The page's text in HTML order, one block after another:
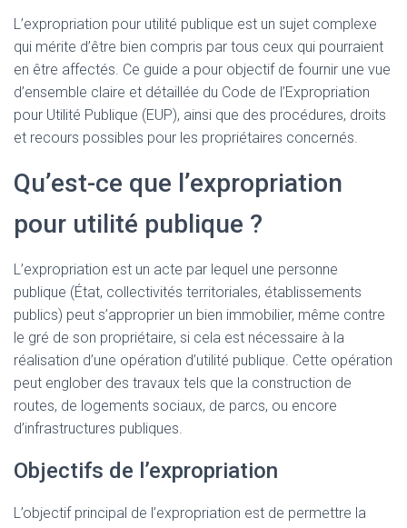
L’expropriation pour utilité publique est un sujet complexe
qui mérite d’être bien compris par tous ceux qui pourraient
en être affectés. Ce guide a pour objectif de fournir une vue
d’ensemble claire et détaillée du Code de l’Expropriation
pour Utilité Publique (EUP), ainsi que des procédures, droits
et recours possibles pour les propriétaires concernés.
Qu’est-ce que l’expropriation
pour utilité publique ?
L’expropriation est un acte par lequel une personne
publique (État, collectivités territoriales, établissements
publics) peut s’approprier un bien immobilier, même contre
le gré de son propriétaire, si cela est nécessaire à la
réalisation d’une opération d’utilité publique. Cette opération
peut englober des travaux tels que la construction de
routes, de logements sociaux, de parcs, ou encore
d’infrastructures publiques.
Objectifs de l’expropriation
L’objectif principal de l’expropriation est de permettre la